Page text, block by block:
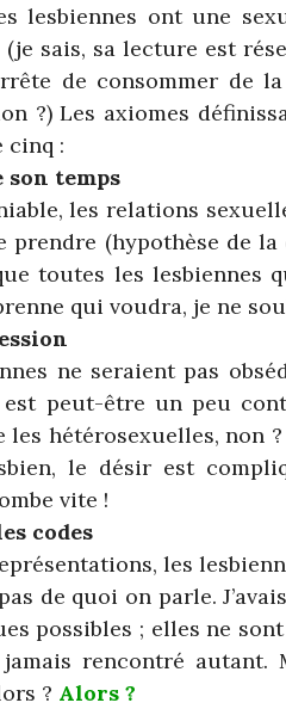
lesbiennes ont une
sais, sa lecture est
de consommer de
?) Les axiomes
cinq :
son temps
les relations
prendre (hypothèse de
toutes les
qui voudra, je ne
ne seraient pas
peut-être un peu
hétérosexuelles, non
le désir est
vite !
codes
les
de quoi on parle.
possibles ; elles ne
jamais rencontré autant.
? Alors ?